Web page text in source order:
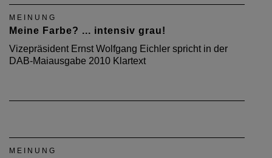
MEINUNG
Meine Farbe? ... intensiv grau!
Vizepräsident Ernst Wolfgang Eichler spricht in der
DAB-Maiausgabe 2010 Klartext
MEINUNG